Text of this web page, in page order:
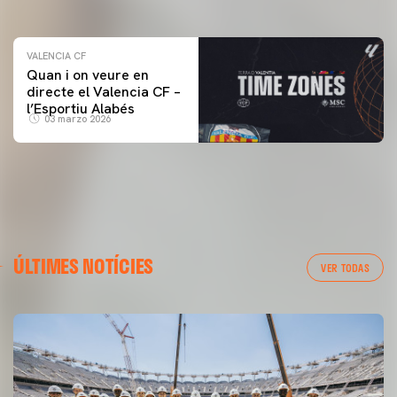
VALENCIA CF
Quan i on veure en
directe el Valencia CF –
l’Esportiu Alabés
03 marzo 2026
ÚLTIMES NOTÍCIES VER TODAS